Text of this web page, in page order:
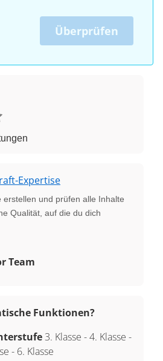
Überprüfen
Expertise
erstellen und prüfen alle Inhalte
Qualität, auf die du dich
Team
Funktionen?
3. Klasse -4. Klasse -
- 6. Klasse